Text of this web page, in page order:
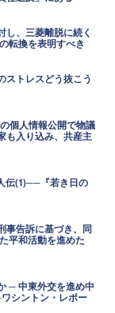
し、三菱離脱に続く
転換を表明すべき
トレスどう抜こう
個人情報公開で物議
も入り込み、共産主
伝(1)──『若き日の
事告訴に基づき、同
平和活動を進めた
─ 中東外交を進め中
シントン・レポー